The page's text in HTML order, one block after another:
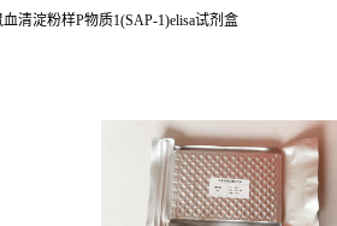
清淀粉样P物质1(SAP-1)elisa试剂盒